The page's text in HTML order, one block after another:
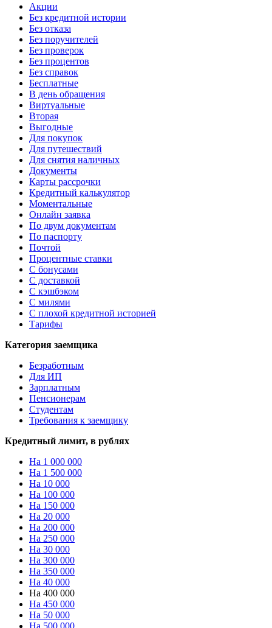
Акции
Без кредитной истории
Без отказа
Без поручителей
Без проверок
Без процентов
Без справок
Бесплатные
В день обращения
Виртуальные
Вторая
Выгодные
Для покупок
Для путешествий
Для снятия наличных
Документы
Карты рассрочки
Кредитный калькулятор
Моментальные
Онлайн заявка
По двум документам
По паспорту
Почтой
Процентные ставки
С бонусами
С доставкой
С кэшбэком
С милями
С плохой кредитной историей
Тарифы
Категория заемщика
Безработным
Для ИП
Зарплатным
Пенсионерам
Студентам
Требования к заемщику
Кредитный лимит, в рублях
На 1 000 000
На 1 500 000
На 10 000
На 100 000
На 150 000
На 20 000
На 200 000
На 250 000
На 30 000
На 300 000
На 350 000
На 40 000
На 400 000
На 450 000
На 50 000
На 500 000